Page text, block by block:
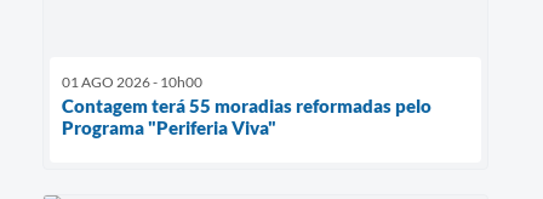
01 AGO 2026 - 10h00
Contagem terá 55 moradias reformadas pelo
Programa "Periferia Viva"